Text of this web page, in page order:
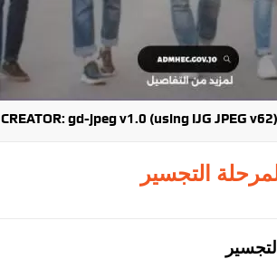
CREATOR: gd-jpeg v1.0 (using IJG JPEG
التجسير